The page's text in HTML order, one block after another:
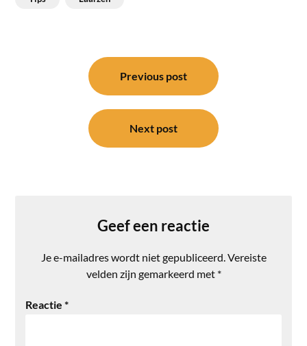
Previous post
Next post
Geef een reactie
Je e-mailadres wordt niet gepubliceerd.Vereiste
velden zijn gemarkeerd met *
Reactie*